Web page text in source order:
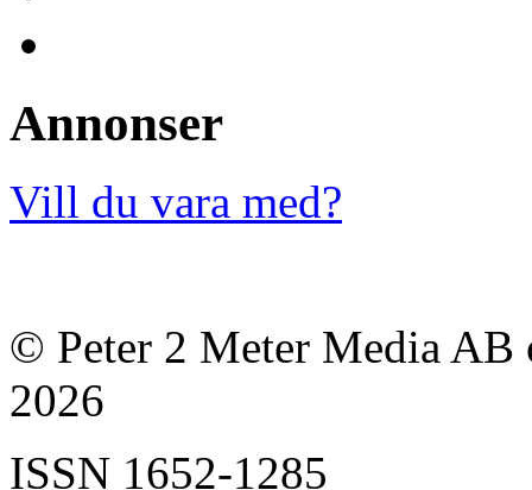
Annonser
Vill du vara med?
© Peter 2 Meter Media AB
2026
ISSN 1652-1285